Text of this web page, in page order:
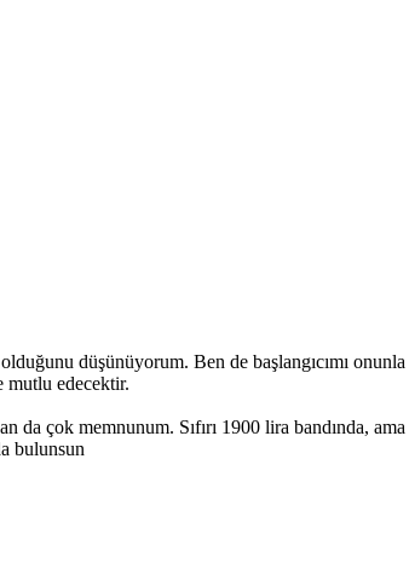
düşünüyorum. Ben de başlangıcımı
mutlu edecektir.
da çok memnunum. Sıfırı 1900 lira bandında,
bulunsun